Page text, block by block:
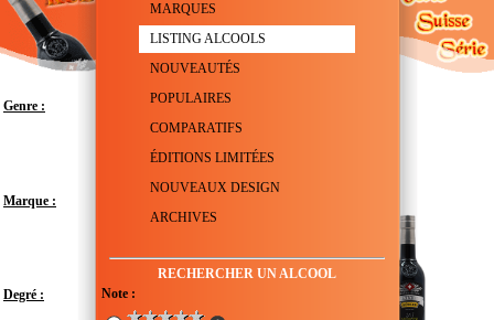
MARQUES
LISTING ALCOOLS
NOUVEAUTÉS
POPULAIRES
COMPARATIFS
ÉDITIONS LIMITÉES
NOUVEAUX DESIGN
ARCHIVES
RECHERCHER UN ALCOOL
Note :
Genre : Absinthe
Marque :
Degré :